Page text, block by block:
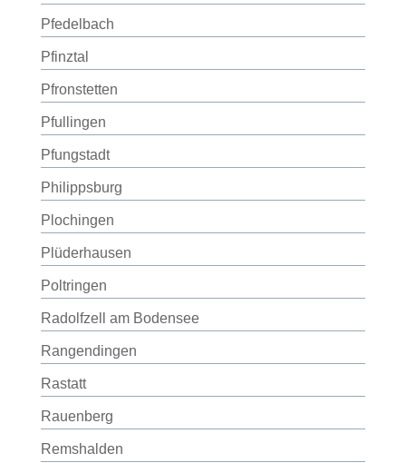
Pfedelbach
Pfinztal
Pfronstetten
Pfullingen
Pfungstadt
Philippsburg
Plochingen
Plüderhausen
Poltringen
Radolfzell am Bodensee
Rangendingen
Rastatt
Rauenberg
Remshalden